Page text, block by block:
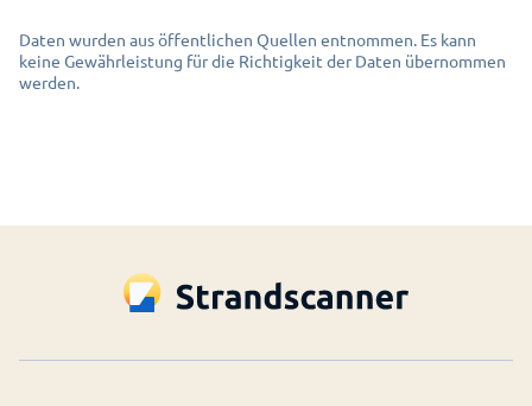
Daten wurden aus öffentlichen Quellen entnommen. Es kann
keine Gewährleistung für die Richtigkeit der Daten übernommen
werden.